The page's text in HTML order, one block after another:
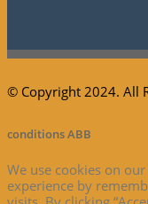
© Copyright 2024. All
conditions ABB
We use cookies on
experience by